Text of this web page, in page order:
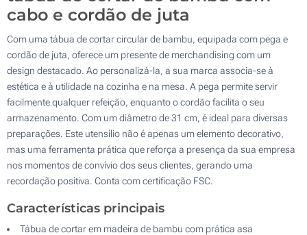
cabo e cordão de juta
Com uma tábua de cortar circular de bambu, equipada com pega e
cordão de juta, oferece um presente de merchandising com um
design destacado. Ao personalizá-la, a sua marca associa-se à
estética e à utilidade na cozinha e na mesa. A pega permite servir
facilmente qualquer refeição, enquanto o cordão facilita o seu
armazenamento. Com um diâmetro de 31 cm, é ideal para diversas
preparações. Este utensílio não é apenas um elemento decorativo,
mas uma ferramenta prática que reforça a presença da sua empresa
nos momentos de convívio dos seus clientes, gerando uma
recordação positiva. Conta com certificação FSC.
Características principais
Tábua de cortar em madeira de bambu com prática asa